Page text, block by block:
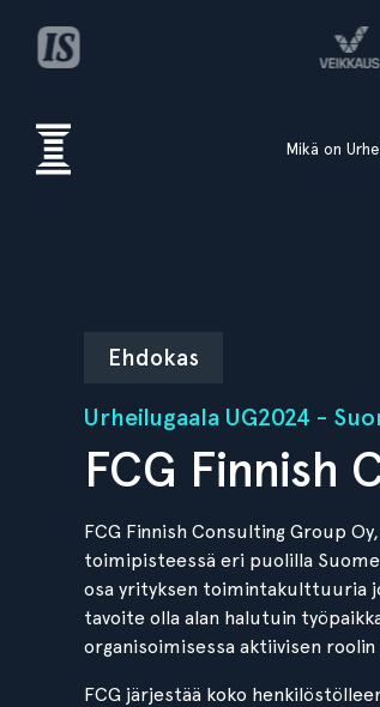
Mikä on
Ehdokas
Urheilugaala UG2024 -
FCG Finnish
FCG Finnish Consulting Group
toimipisteessä eri puolilla
osa yrityksen toimintakulttuuria
tavoite olla alan halutuin
organisoimisessa aktiivisen
FCG järjestää koko